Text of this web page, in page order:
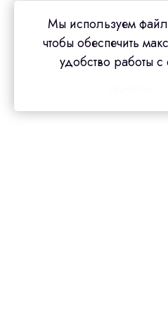
Мы используем
чтобы обеспечить
удобство работы с